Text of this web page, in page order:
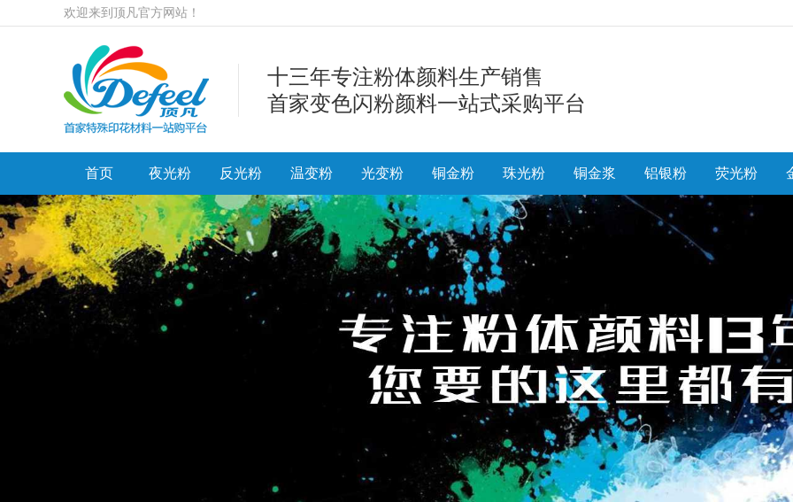
欢迎来到顶凡官方网站！
十三年专注粉体颜料生产销售
首家变色闪粉颜料一站式采购平台
首页 夜光粉 反光粉 温变粉 光变粉 铜金粉 珠光粉 铜金浆 铝银粉 荧光粉